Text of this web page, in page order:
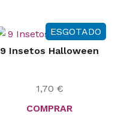
ESGOTADO
9 Insetos Halloween
1,70 €
COMPRAR